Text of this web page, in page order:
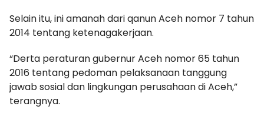
Selain itu, ini amanah dari qanun Aceh nomor 7 tahun
2014 tentang ketenagakerjaan.
“Derta peraturan gubernur Aceh nomor 65 tahun
2016 tentang pedoman pelaksanaan tanggung
jawab sosial dan lingkungan perusahaan di Aceh,”
terangnya.